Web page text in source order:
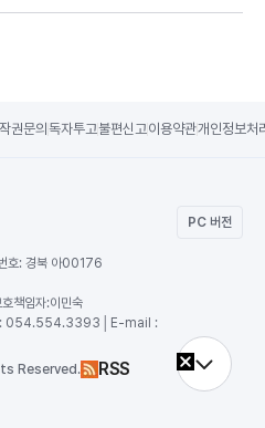
권문의 독자투고불편신고이용약관개인정보처
PC 버전
호: 경북 아00176
책임자:이민숙
054.554.3393│E-mail :
Reserved. RSS